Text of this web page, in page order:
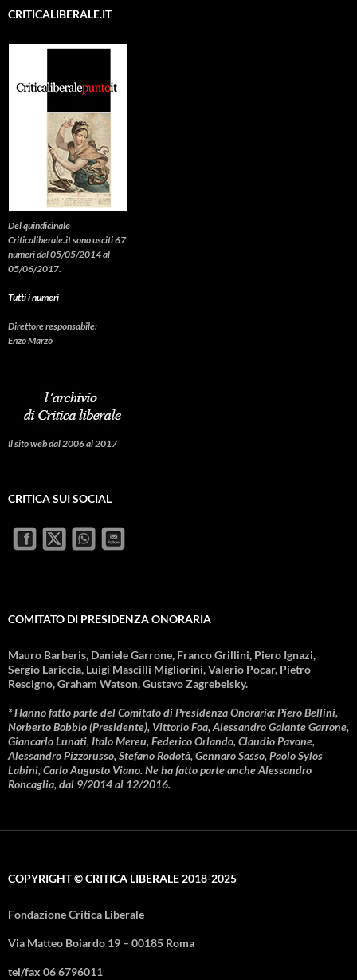
CRITICALIBERALE.IT
Del quindicinale
Criticaliberale.it sono usciti 67
numeri dal 05/05/2014 al
05/06/2017.
Tutti i numeri
Direttore responsabile:
Enzo Marzo
Il sito web dal 2006 al 2017
CRITICA SUI SOCIAL
COMITATO DI PRESIDENZA ONORARIA
Mauro Barberis, Daniele Garrone, Franco Grillini, Piero Ignazi,
Sergio Lariccia, Luigi Mascilli Migliorini, Valerio Pocar, Pietro
Rescigno, Graham Watson, Gustavo Zagrebelsky.
* Hanno fatto parte del Comitato di Presidenza Onoraria: Piero Bellini,
Norberto Bobbio (Presidente), Vittorio Foa, Alessandro Galante Garrone,
Giancarlo Lunati, Italo Mereu, Federico Orlando, Claudio Pavone,
Alessandro Pizzorusso, Stefano Rodotà, Gennaro Sasso, Paolo Sylos
Labini, Carlo Augusto Viano. Ne ha fatto parte anche Alessandro
Roncaglia, dal 9/2014 al 12/2016.
COPYRIGHT © CRITICA LIBERALE 2018-2025
Fondazione Critica Liberale
Via Matteo Boiardo 19 – 00185 Roma
tel/fax 06 6796011